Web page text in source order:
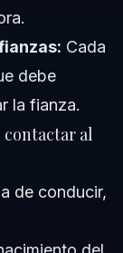
Cada
debe
la fianza.
al
de conducir,